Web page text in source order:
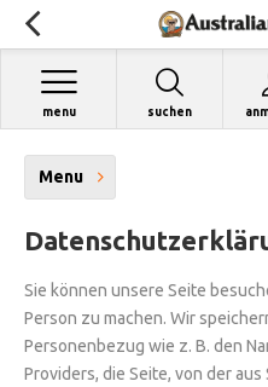
suchen
menu
Menu
Sie können unsere Seite
Person zu machen. Wir
Personenbezug wie z. B. den
Providers, die Seite, von der